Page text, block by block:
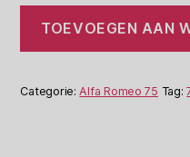
Romeo
75
16100750360100
TOEVOEGEN AAN
Categorie:Alfa Romeo 75 Tag: